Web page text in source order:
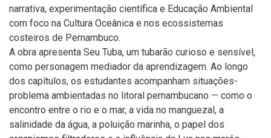
narrativa, experimentação científica e Educação Ambiental
com foco na Cultura Oceânica e nos ecossistemas
costeiros de Pernambuco.
A obra apresenta Seu Tuba, um tubarão curioso e sensível,
como personagem mediador da aprendizagem. Ao longo
dos capítulos, os estudantes acompanham situações-
problema ambientadas no litoral pernambucano — como o
encontro entre o rio e o mar, a vida no manguezal, a
salinidade da água, a poluição marinha, o papel dos